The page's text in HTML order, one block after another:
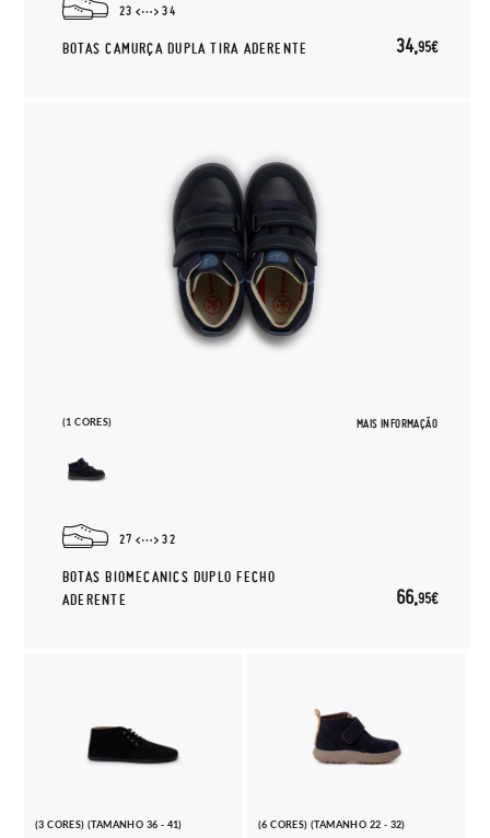
23 34
BOTAS CAMURÇA DUPLA TIRA ADERENTE 34,95€
(1 CORES) MAIS INFORMAÇÃO
27 32
BOTAS BIOMECANICS DUPLO FECHO
ADERENTE
66,95€
(3 CORES) (TAMANHO 36 - 41) (6 CORES) (TAMANHO 22 - 32)